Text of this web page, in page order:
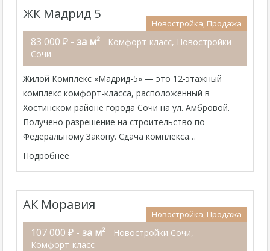
ЖК Мадрид 5
Новостройка, Продажа
83 000 ₽ - за м² - Комфорт-класс, Новостройки
Сочи
Жилой Комплекс «Мадрид-5» — это 12-этажный
комплекс комфорт-класса, расположенный в
Хостинском районе города Сочи на ул. Амбровой.
Получено разрешение на строительство по
Федеральному Закону. Сдача комплекса…
Подробнее
АК Моравия
Новостройка, Продажа
107 000 ₽ - за м² - Новостройки Сочи,
Комфорт-класс